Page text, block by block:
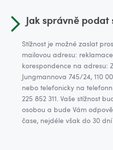
Jak správně podat
Stížnost je možné zaslat
mailovou adresu:
korespondence na adresu:
Jungmannova 745/24, 110
nebo telefonicky na
225 852 311. Vaše stížnost
osobou a bude Vám
čase, nejdéle však do 30